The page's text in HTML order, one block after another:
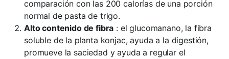
comparación con las 200 calorías de una porción
normal de pasta de trigo.
Alto contenido de fibra : el glucomanano, la fibra
soluble de la planta konjac, ayuda a la digestión,
promueve la saciedad y ayuda a regular el